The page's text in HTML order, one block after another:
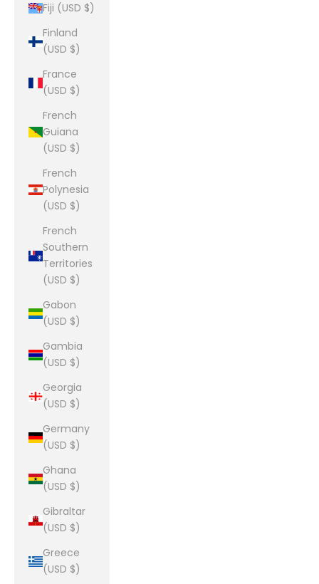
Fiji (USD $)
Finland
(USD $)
France
(USD $)
French
Guiana
(USD $)
French
Polynesia
(USD $)
French
Southern
Territories
(USD $)
Gabon
(USD $)
Gambia
(USD $)
Georgia
(USD $)
Germany
(USD $)
Ghana
(USD $)
Gibraltar
(USD $)
Greece
(USD $)